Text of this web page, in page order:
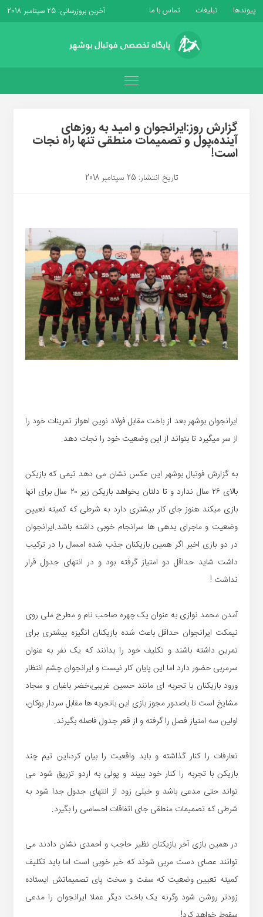
پیوندها تبلیغات تماس با ما آخرین بروزرسانی: 25 سپتامبر 2018
گزارش روز:ایرانجوان و امید به روزهای
آینده،پول و تصمیمات منطقی تنها راه نجات
است!
تاریخ انتشار: 25 سپتامبر 2018
ایرانجوان بوشهر بعد از باخت مقابل فولاد نوین اهواز تمرینات خود را
از سر میگیرد تا بتواند از این وضعیت خود را نجات دهد.
به گزارش فوتبال بوشهر این عکس نشان می دهد تیمی که بازیکن
بالای ۲۶ سال ندارد و تا دلتان بخواهد بازیکن زیر ۲۰ سال برای انها
بازی میکند هنوز جای کار بیشتری دارد به شرطی که کمیته تعیین
وضعیت و ماجرای بدهی ها سرانجام خوبی داشته باشد.ایرانجوان
در دو بازی اخیر اگر همین بازیکنان جذب شده امسال را در ترکیب
داشت شاید حداقل دو امتیاز گرفته بود و در انتهای جدول قرار
نداشت !
آمدن محمد نوازی به عنوان یک چهره صاحب نام و مطرح ملی روی
نیمکت ایرانجوان حداقل باعث شده بازیکنان انگیزه بیشتری برای
تمرین داشته باشند و تکلیف خود را بدانند که یک نفر به عنوان
سرمربی حضور دارد اما این پایان کار نیست و ایرانجوان چشم انتظار
ورود بازیکنان با تجربه ای مانند حسین غریبی،خضر باغبان و سجاد
مشایخ است تا باصدور مجوز بازی این باتجربه ها مقابل سردار بوکان،
اولین سه امتیاز فصل را گرفته و از قعر جدول فاصله بگیرند.
تعارفات را کنار گذاشته و باید واقعیت را بیان کرد،این تیم چند
بازیکن با تجربه را کنار خود ببیند و پولی به اردو تزریق شود می
تواند حتی مدعی باشد و خیلی زود از انتهای جدول جدا شود به
شرطی که تصمیمات منطقی جای اتفاقات احساسی را بگیرد.
در همین بازی آخر بازیکنان نظیر حاجب و احمدی نشان دادند می
توانند عصای دست مربی شوند که خبر خوبی است اما باید تکلیف
کمیته تعیین وضعیت که سفت و سخت پای تصمیماتش ایستاده
زودتر روشن شود وگرنه یک باخت دیگر عملا ایرانجوان را مدعی